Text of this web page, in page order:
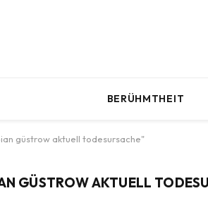
BERÜHMTHEIT
güstrow aktuell todesursache"
GÜSTROW AKTUELL